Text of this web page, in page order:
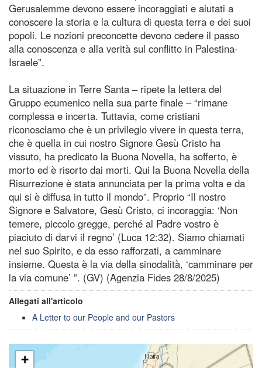
Gerusalemme devono essere incoraggiati e aiutati a
conoscere la storia e la cultura di questa terra e dei suoi
popoli. Le nozioni preconcette devono cedere il passo
alla conoscenza e alla verità sul conflitto in Palestina-
Israele”.
La situazione in Terre Santa – ripete la lettera del
Gruppo ecumenico nella sua parte finale – “rimane
complessa e incerta. Tuttavia, come cristiani
riconosciamo che è un privilegio vivere in questa terra,
che è quella in cui nostro Signore Gesù Cristo ha
vissuto, ha predicato la Buona Novella, ha sofferto, è
morto ed è risorto dai morti. Qui la Buona Novella della
Risurrezione è stata annunciata per la prima volta e da
qui si è diffusa in tutto il mondo”. Proprio “Il nostro
Signore e Salvatore, Gesù Cristo, ci incoraggia: ‘Non
temere, piccolo gregge, perché al Padre vostro è
piaciuto di darvi il regno’ (Luca 12:32). Siamo chiamati
nel suo Spirito, e da esso rafforzati, a camminare
insieme. Questa è la via della sinodalità, ‘camminare per
la via comune’ ”. (GV) (Agenzia Fides 28/8/2025)
Allegati all'articolo
A Letter to our People and our Pastors
+